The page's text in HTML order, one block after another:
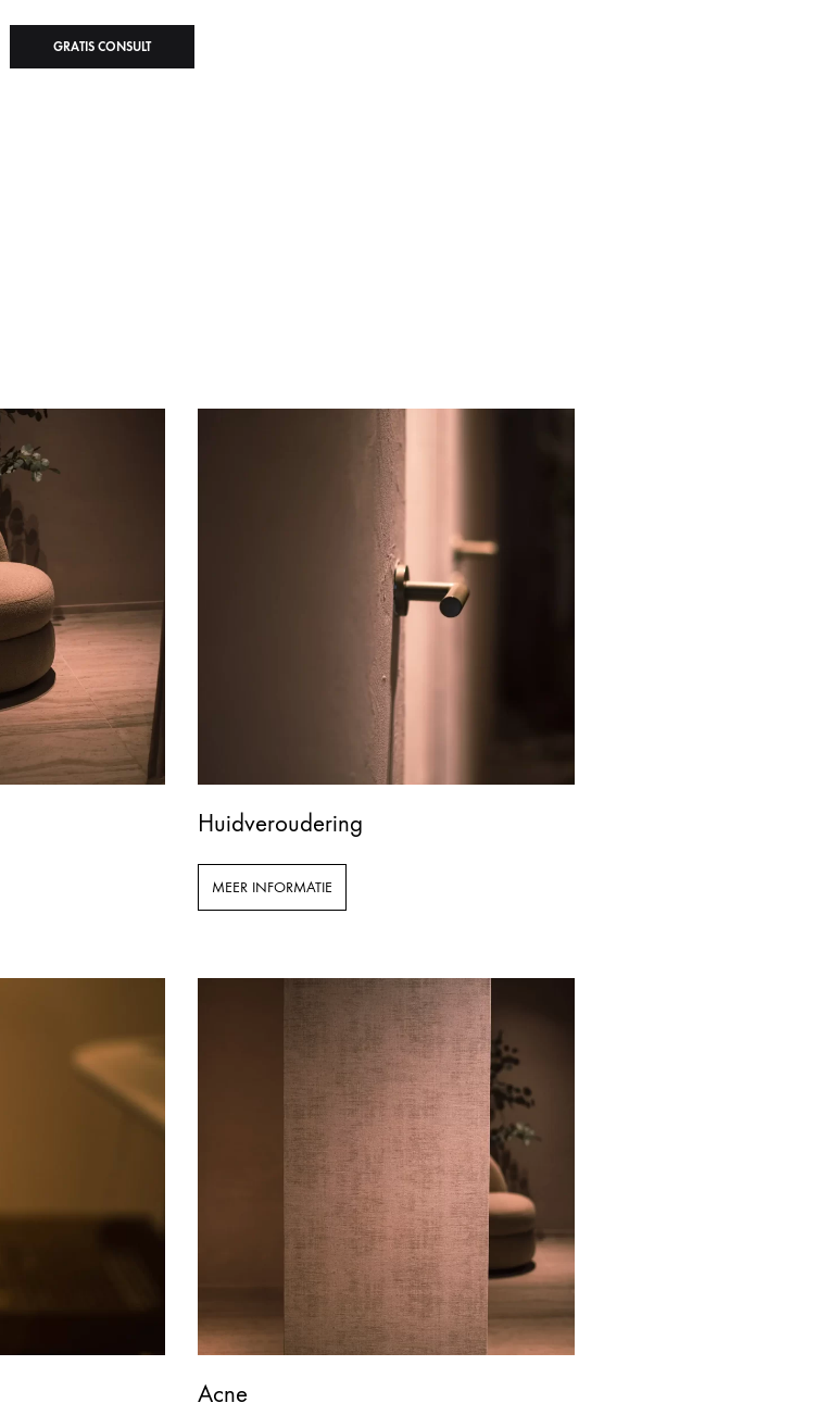
GRATIS CONSULT
Huidveroudering
MEER INFORMATIE
Acne